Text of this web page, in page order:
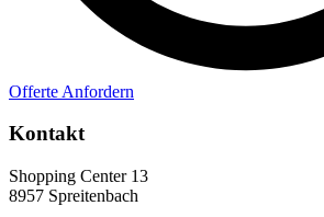
Offerte Anfordern
Kontakt
Shopping Center 13
8957 Spreitenbach